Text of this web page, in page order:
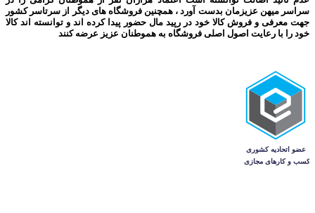
سراسر میهن عزیزمان بدست آورد ، همچنین فروشگاه های دیگر از سرتاسر کشور
جهت معرفی و فروش کالا خود در رپید مال حضور پیدا کرده اند و توانسته اند کالا
خود را با رعایت اصول اصلی فروشگاه به هموطنان عزیز عرضه کنند